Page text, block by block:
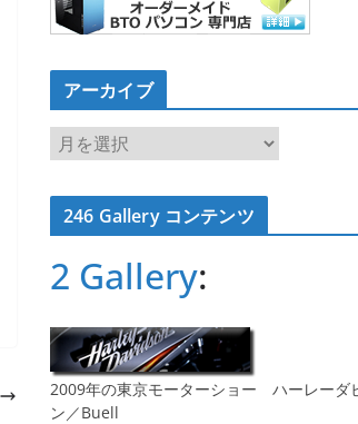
アーカイブ
ア
ー
カ
イ246 Gallery コンテンツ
2 Gallery:
2009年の東京モーターショー ハーレーダ
ン／Buell